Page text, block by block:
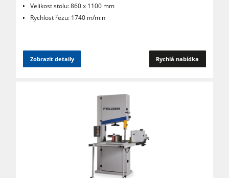
Kartáčovací stroje a kartáčové brusky
Velkoplošné pily
Dýhovací lisy & Vakuové lisy
Filtrační a odprašovací jednotky
Velikost stolu: 860 x 1100 mm
Rychlost řezu: 1740 m/min
Zobrazit detaily Rychlá nabídka